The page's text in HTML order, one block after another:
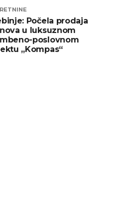
Počela prodaja
u luksuznom
poslovnom
„Kompas“